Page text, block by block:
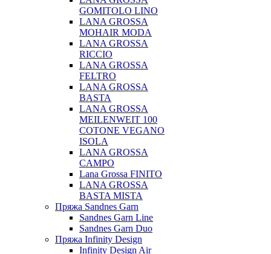
GOMITOLO LINO
LANA GROSSA
MOHAIR MODA
LANA GROSSA
RICCIO
LANA GROSSA
FELTRO
LANA GROSSA
BASTA
LANA GROSSA
MEILENWEIT 100
COTONE VEGANO
ISOLA
LANA GROSSA
CAMPO
Lana Grossa FINITO
LANA GROSSA
BASTA MISTA
Пряжа Sandnes Garn
Sandnes Garn Line
Sandnes Garn Duo
Пряжа Infinity Design
Infinity Design Air